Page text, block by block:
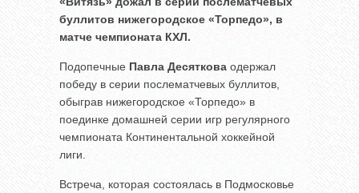
буллитов нижегородское «Торпедо», в
матче чемпионата КХЛ.
Подопечные Павла Десяткова одержал
победу в серии послематчевых буллитов,
обыграв нижегородское «Торпедо» в
поединке домашней серии игр регулярного
чемпионата Континентальной хоккейной
лиги.
Встреча, которая состоялась в Подмосковье